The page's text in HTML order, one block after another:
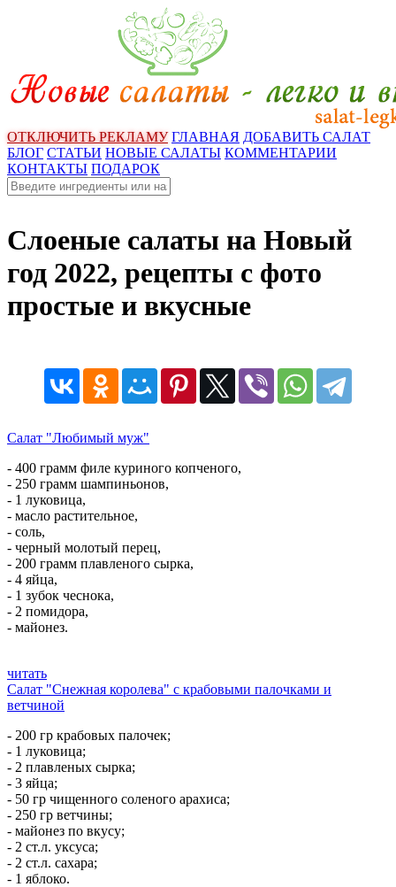
ОТКЛЮЧИТЬ РЕКЛАМУ ГЛАВНАЯ ДОБАВИТЬ САЛАТ
БЛОГ СТАТЬИ НОВЫЕ САЛАТЫ КОММЕНТАРИИ
КОНТАКТЫ ПОДАРОК
Слоеные салаты на Новый
год 2022, рецепты с фото
простые и вкусные
Салат "Любимый муж"
- 400 грамм филе куриного копченого,
- 250 грамм шампиньонов,
- 1 луковица,
- масло растительное,
- соль,
- черный молотый перец,
- 200 грамм плавленого сырка,
- 4 яйца,
- 1 зубок чеснока,
- 2 помидора,
- майонез.
читать
Салат "Снежная королева" с крабовыми палочками и
ветчиной
- 200 гр крабовых палочек;
- 1 луковица;
- 2 плавленых сырка;
- 3 яйца;
- 50 гр чищенного соленого арахиса;
- 250 гр ветчины;
- майонез по вкусу;
- 2 ст.л. уксуса;
- 2 ст.л. сахара;
- 1 яблоко.